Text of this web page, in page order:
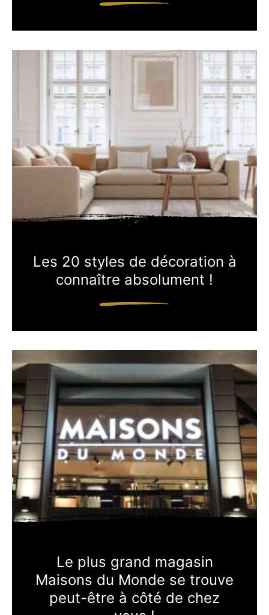
Les 20 styles de décoration à
connaître absolument !
Le plus grand magasin
Maisons du Monde se trouve
peut-être à côté de chez